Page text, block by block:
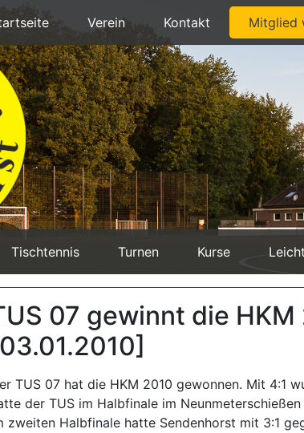
Verein Kontakt Mitglied
Tischtennis Turnen Kurse
07 gewinnt die HKM
TUS 07 hat die HKM 2010 gewonnen. Mit 4:1
der TUS im Halbfinale im
zweiten Halbfinale hatte Sendenhorst mit 3:1